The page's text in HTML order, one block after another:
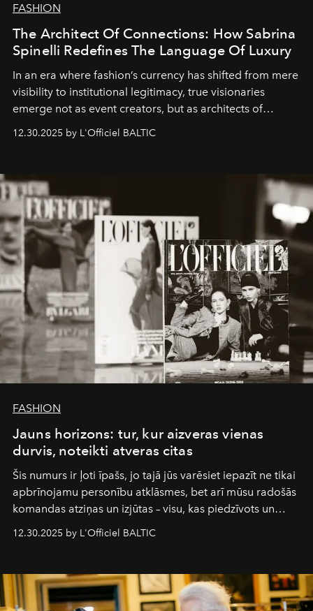
FASHION
The Architect Of Connections: How Sabrina
Spinelli Redefines The Language Of Luxury
In an era where fashion’s currency has shifted from mere
visibility to institutional legitimacy, true visionaries
emerge not as event creators, but as architects of
brand strategist with three decades of mastery in luxury,
framework where creativity, commerce, and culture
converge with surgical precision.
12.30.2025 by L'Officiel BALTIC
FASHION
Jauns horizons: tur, kur aizveras vienas
durvis, noteikti atveras citas
Šis numurs ir ļoti īpašs, jo tajā jūs varēsiet iepazīt ne tikai
apbrīnojamu personību atklāsmes, bet arī mūsu radošās
komandas atziņas un izjūtas – visu, kas piedzīvots un
Šajā brīdī mums svarīgi pateikties visiem, kas bija kopā
sākums. Ar vissirsnīgākajiem laba vēlējumiem jūsu
L’Officiel Baltic
komanda.
12.30.2025 by L'Officiel BALTIC